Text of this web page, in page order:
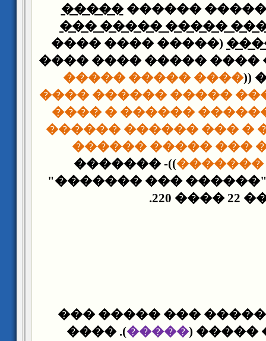
������
�����
������ �����
(����� ���� ����
���������)� ����
���� ����� �����
���� ���� ���� �����
��� ���� �������
���� ������ � ���
� ������� ���
������
))- �������
��������� "������
��� 22
� �� ��� ������ ���
����
�����
). ����